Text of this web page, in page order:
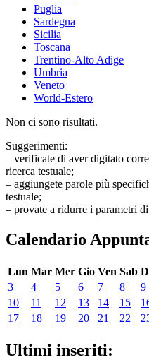
Puglia
Sardegna
Sicilia
Toscana
Trentino-Alto Adige
Umbria
Veneto
World-Estero
Non ci sono risultati.
Suggerimenti:
– verificate di aver digitato
ricerca testuale;
– aggiungete parole più
testuale;
– provate a ridurre i parametri
Calendario
Lun Mar Mer Gio Ven Sab
3
4 5 6 7 8
9
10
11 12 13 14 15
17
18 19 20 21 22
Ultimi inseriti: